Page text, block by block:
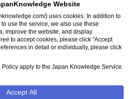
名大学から図書館まで、多く
ます。
料金や収録辞事典について詳しく
Website
) uses cookies. In addition to
use the service, we also use these
improve the website, and display
to accept cookies, please click "Accept
in detail or individually, please click
apply to the Japan Knowledge Service.
Accept All